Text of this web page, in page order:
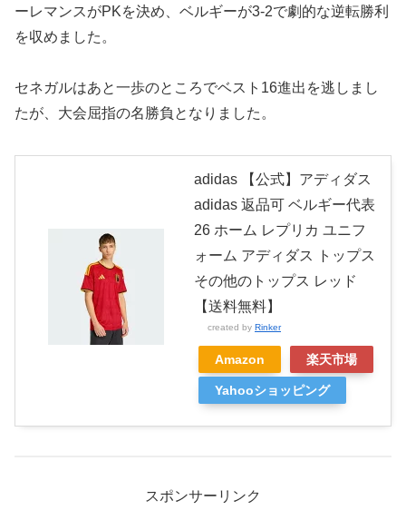
ーレマンスがPKを決め、ベルギーが3-2で劇的な逆転勝利
を収めました。
セネガルはあと一歩のところでベスト16進出を逃しまし
たが、大会屈指の名勝負となりました。
adidas 【公式】アディダス
adidas 返品可 ベルギー代表
26 ホーム レプリカ ユニフ
ォーム アディダス トップス
その他のトップス レッド
【送料無料】
created by Rinker
Amazon 楽天市場
Yahooショッピング
スポンサーリンク